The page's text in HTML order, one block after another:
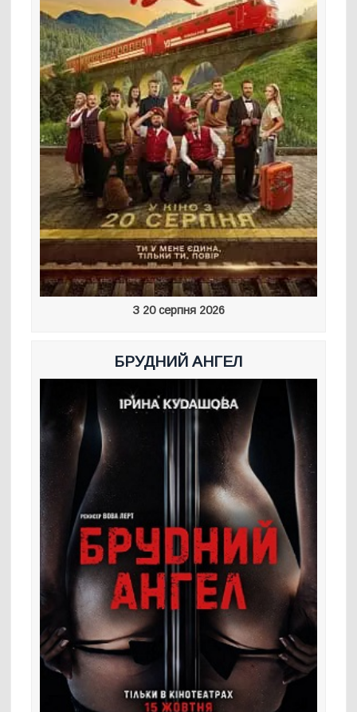
З 20 серпня 2026
БРУДНИЙ АНГЕЛ